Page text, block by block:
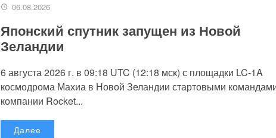
06.08.2026
Японский спутник запущен из Новой
Зеландии
6 августа 2026 г. в 09:18 UTC (12:18 мск) с площадки LC-1A
космодрома Махиа в Новой Зеландии стартовыми
компании Rocket...
Далее